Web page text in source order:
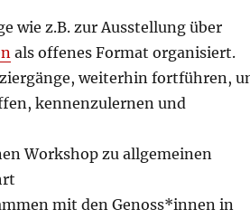
wie z.B. zur Ausstellung über
als offenes Format organisiert.
weiterhin fortführen,
kennenzulernen und
Workshop zu allgemeinen
mit den Genoss*innen in